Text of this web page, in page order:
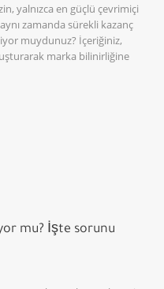
yalnızca en güçlü çevrimiçi
zamanda sürekli kazanç
muydunuz? İçeriğiniz,
marka bilinirliğine
mu? İşte sorunu